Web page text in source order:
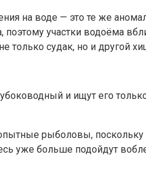
на воде — это те же
участки водоёма
только судак, но и другой
и ищут его
рыболовы,
уже больше подойдут